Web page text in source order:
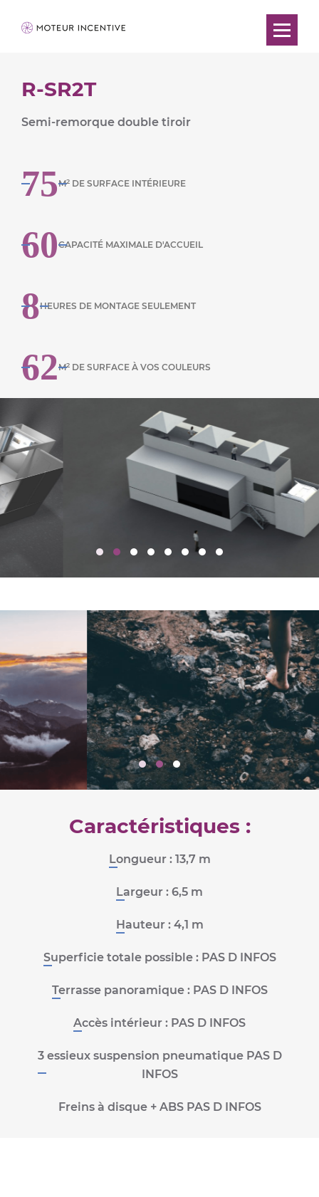
R-SR2T
Semi-remorque double tiroir
75M2 DE SURFACE INTÉRIEURE
60CAPACITÉ MAXIMALE D'ACCUEIL
8HEURES DE MONTAGE SEULEMENT
62M2 DE SURFACE À VOS COULEURS
Caractéristiques :
Longueur :13,7 m
Largeur : 6,5 m
Hauteur :4,1 m
Superficie totale possible :PAS D INFOS
Terrasse panoramique :PAS D INFOS
Accès intérieur : PAS D INFOS
3 essieux suspension pneumatique PAS D
INFOS
Freins à disque + ABS PAS D INFOS